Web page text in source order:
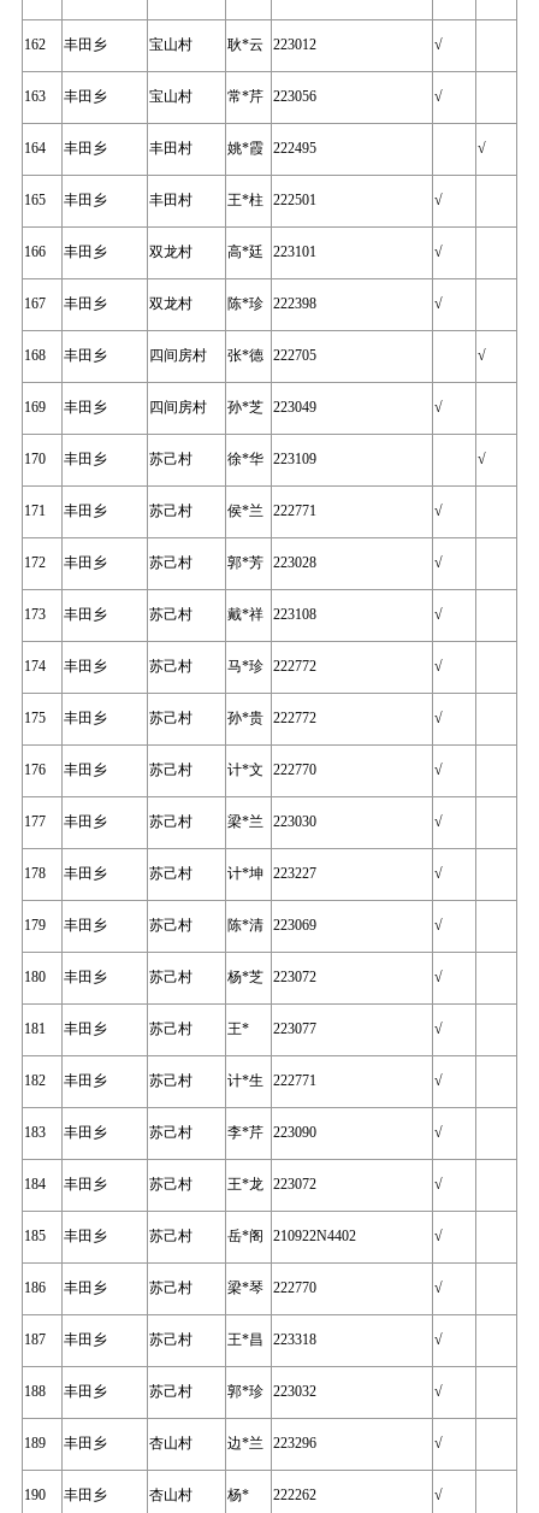
162 丰田乡 宝山村 耿*云 223012 √
163 丰田乡 宝山村 常*芹 223056 √
164 丰田乡 丰田村 姚*霞 222495 √
165 丰田乡 丰田村 王*柱 222501 √
166 丰田乡 双龙村 高*廷 223101 √
167 丰田乡 双龙村 陈*珍 222398 √
168 丰田乡 四间房村 张*德 222705 √
169 丰田乡 四间房村 孙*芝 223049 √
170 丰田乡 苏己村 徐*华 223109 √
171 丰田乡 苏己村 侯*兰 222771 √
172 丰田乡 苏己村 郭*芳 223028 √
173 丰田乡 苏己村 戴*祥 223108 √
174 丰田乡 苏己村 马*珍 222772 √
175 丰田乡 苏己村 孙*贵 222772 √
176 丰田乡 苏己村 计*文 222770 √
177 丰田乡 苏己村 梁*兰 223030 √
178 丰田乡 苏己村 计*坤 223227 √
179 丰田乡 苏己村 陈*清 223069 √
180 丰田乡 苏己村 杨*芝 223072 √
181 丰田乡 苏己村 王* 223077 √
182 丰田乡 苏己村 计*生 222771 √
183 丰田乡 苏己村 李*芹 223090 √
184 丰田乡 苏己村 王*龙 223072 √
185 丰田乡 苏己村 岳*阁 210922N4402 √
186 丰田乡 苏己村 梁*琴 222770 √
187 丰田乡 苏己村 王*昌 223318 √
188 丰田乡 苏己村 郭*珍 223032 √
189 丰田乡 杏山村 边*兰 223296 √
190 丰田乡 杏山村 杨* 222262 √